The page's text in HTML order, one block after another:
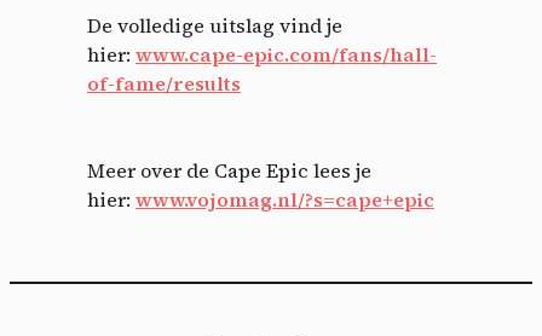
De volledige uitslag vind je
hier: www.cape-epic.com/fans/hall-
of-fame/results
Meer over de Cape Epic lees je
hier: www.vojomag.nl/?s=cape+epic